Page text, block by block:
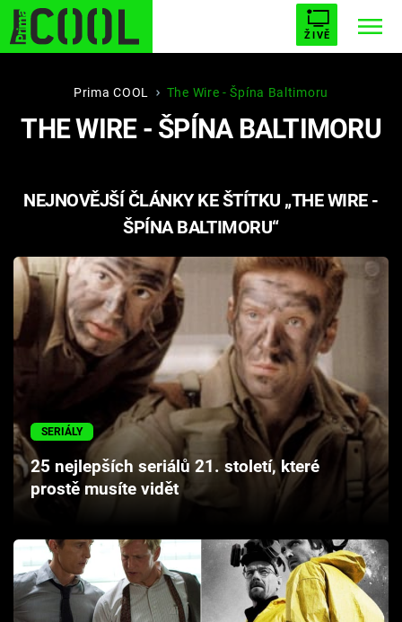
ŽIVĚ
STARHOUSE BUFFY, PŘEMOŽITELKA UPÍRŮ
ESCAPE PLNEJ KOTEL AVENGERS 5
Filmy
Seriály
Cool Esport
Pořady
Sledujte prima+
Přihlášení
Prima COOL The Wire - Špína Baltimoru
THE WIRE - ŠPÍNA BALTIMORU
NEJNOVĚJŠÍ ČLÁNKY KE ŠTÍTKU „THE WIRE -
ŠPÍNA BALTIMORU“
SERIÁLY
25 nejlepších seriálů 21. století, které
prostě musíte vidět